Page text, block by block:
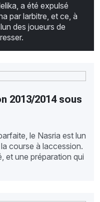
a été expulsé
par larbitre, et ce, à
des joueurs de
2013/2014 sous
le Nasria est lun
course à laccession.
et une préparation qui